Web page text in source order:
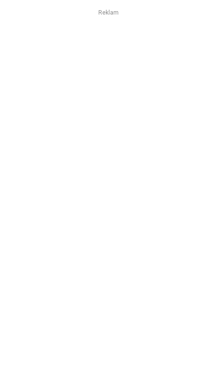
Reklam